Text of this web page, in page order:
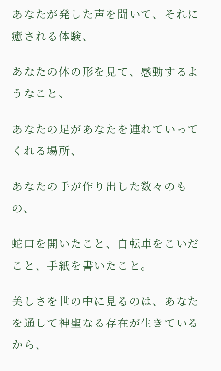
あなたが発した声を聞いて、それに
癒される体験、
あなたの体の形を見て、感動するよ
うなこと、
あなたの足があなたを連れていって
くれる場所、
あなたの手が作り出した数々のも
の、
蛇口を開いたこと、自転車をこいだ
こと、手紙を書いたこと。
美しさを世の中に見るのは、あなた
を通して神聖なる存在が生きている
から、